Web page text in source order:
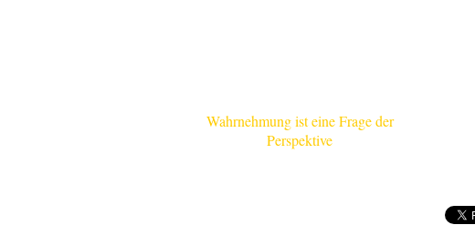
Wahrnehmung ist eine Frageder
Perspektive